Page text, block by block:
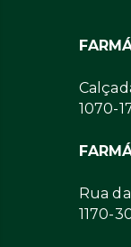
1070-
Rua
1170-